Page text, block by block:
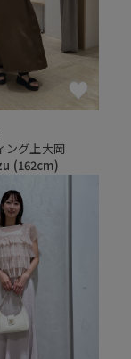
ング上大岡
(162cm)